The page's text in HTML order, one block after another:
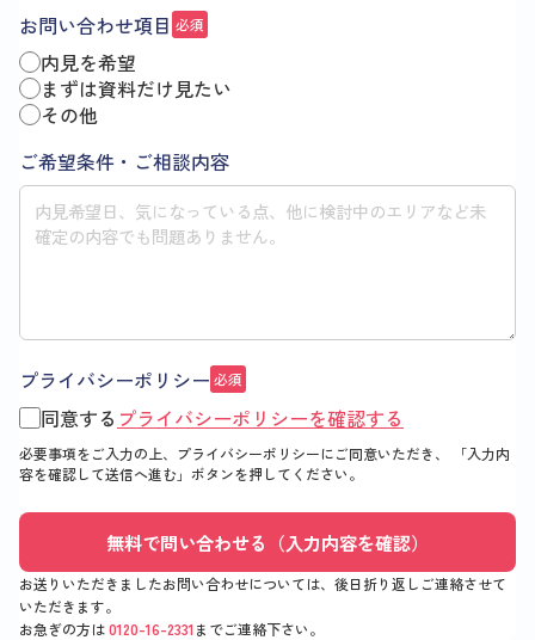
お問い合わせ項目 必須
内見を希望
まずは資料だけ見たい
その他
ご希望条件・ご相談内容
プライバシーポリシー 必須
同意する プライバシーポリシーを確認する
必要事項をご入力の上、プライバシーポリシーにご同意いただき、
「入力内
容を確認して送信へ進む」 ボタンを押してください。
無料で問い合わせる（入力内容を確認）
お送りいただきましたお問い合わせについては、後日折り返しご連絡させて
いただきます。
お急ぎの方は0120-16-2331 までご連絡下さい。